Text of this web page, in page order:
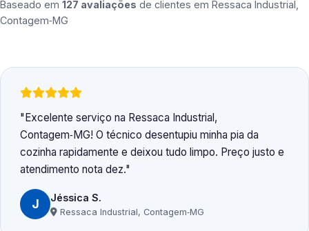
Baseado em 127 avaliações de clientes em Ressaca Industrial,
Contagem‑MG
Excelente serviço na Ressaca Industrial,
Contagem‑MG! O técnico desentupiu minha pia da
cozinha rapidamente e deixou tudo limpo. Preço justo e
atendimento nota dez.
J Jéssica S.
Ressaca Industrial, Contagem‑MG